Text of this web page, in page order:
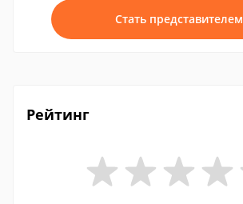
Стать представителем
Рейтинг